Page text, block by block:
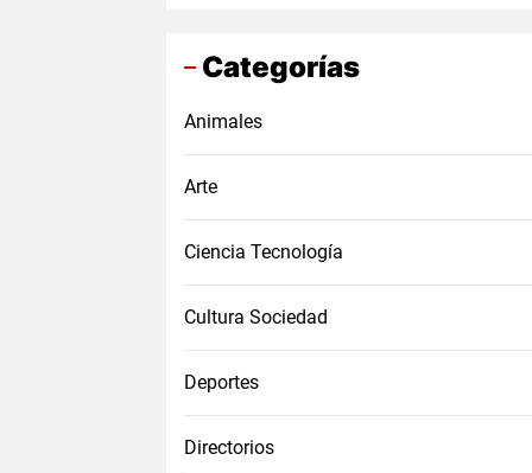
Categorías
Animales
Arte
Ciencia Tecnología
Cultura Sociedad
Deportes
Directorios